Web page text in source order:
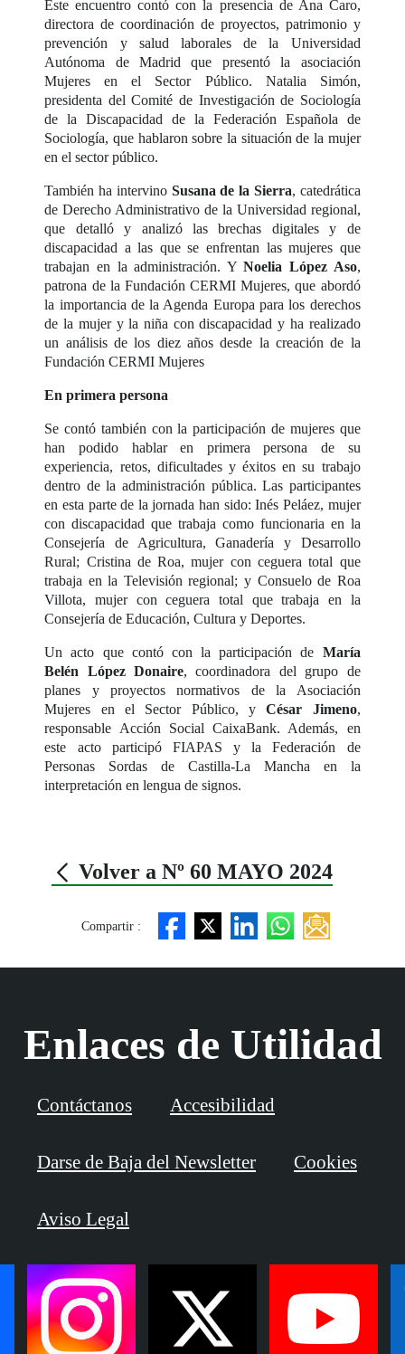
Este encuentro contó con la presencia de Ana Caro,
directora de coordinación de proyectos, patrimonio y
prevención y salud laborales de la Universidad
Autónoma de Madrid que presentó la asociación
Mujeres en el Sector Público. Natalia Simón,
presidenta del Comité de Investigación de Sociología
de la Discapacidad de la Federación Española de
Sociología, que hablaron sobre la situación de la mujer
en el sector público.
También ha intervino Susana de la Sierra, catedrática
de Derecho Administrativo de la Universidad regional,
que detalló y analizó las brechas digitales y de
discapacidad a las que se enfrentan las mujeres que
trabajan en la administración. YNoelia López Aso,
patrona de la Fundación CERMI Mujeres, que abordó
la importancia de la Agenda Europa para los derechos
de la mujer y la niña con discapacidad y ha realizado
un análisis de los diez años desde la creación de la
Fundación CERMI Mujeres
En primera persona
Se contó también con la participación de mujeres que
han podido hablar en primera persona de su
experiencia, retos, dificultades y éxitos en su trabajo
dentro de la administración pública. Las participantes
en esta parte de la jornada han sido: Inés Peláez, mujer
con discapacidad que trabaja como funcionaria en la
Consejería de Agricultura, Ganadería y Desarrollo
Rural; Cristina de Roa, mujer con ceguera total que
trabaja en la Televisión regional; y Consuelo de Roa
Villota, mujer con ceguera total que trabaja en la
Consejería de Educación, Cultura y Deportes.
Un acto que contó con la participación de María
Belén López Donaire, coordinadora del grupo de
planes y proyectos normativos de la Asociación
Mujeres en el Sector Público, yCésar Jimeno,
responsable Acción Social CaixaBank. Además, en
este acto participó FIAPAS y la Federación de
Personas Sordas de Castilla-La Mancha en la
interpretación en lengua de signos.
Volver a Nº 60 MAYO 2024
Compartir :
Enlaces de Utilidad
Contáctanos Accesibilidad
Darse de Baja del Newsletter Cookies
Aviso Legal